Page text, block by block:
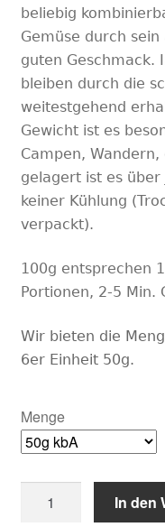
beliebig
Gemüse durch
guten Geschmack.
bleiben durch die
weitestgehend
Gewicht ist es
Campen,
gelagert ist es
keiner Kühlung
verpackt).
100g entsprechen
Portionen, 2-5 Min.
Wir bieten die
6er Einheit 50g.
Menge
Suppengrün
In den